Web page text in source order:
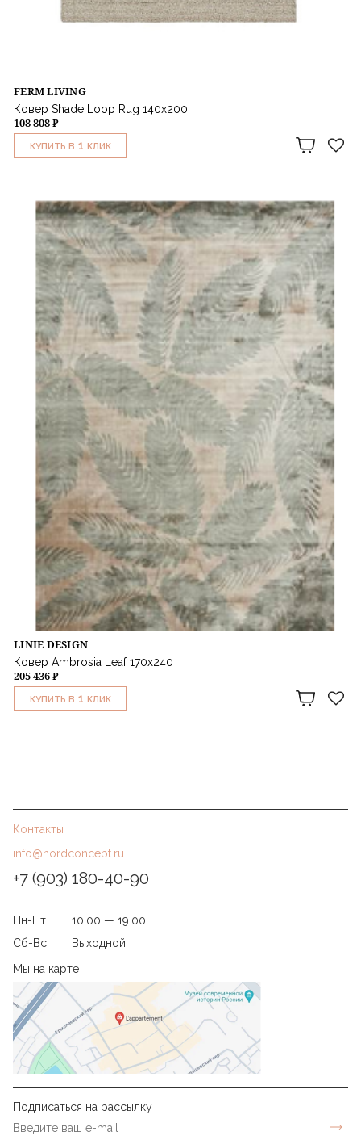
FERM LIVING
Ковер Shade Loop Rug 140x200
108 808 ₽
КУПИТЬ В 1 КЛИК
LINIE DESIGN
Ковер Ambrosia Leaf 170х240
205 436 ₽
КУПИТЬ В 1 КЛИК
Контакты
info@nordconcept.ru
+7 (903) 180-40-90
Пн-Пт
10:00 — 19.00
Сб-Вс
Выходной
Мы на карте
Подписаться на рассылку